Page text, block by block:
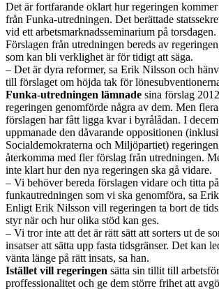
Det är fortfarande oklart hur regeringen
från Funka-utredningen. Det berättade
vid ett arbetsmarknadsseminarium på torsdagen.
Förslagen från utredningen bereds av
som kan bli verklighet är för tidigt att säga.
– Det är dyra reformer, sa Erik Nilsson och
till förslaget om höjda tak för
Funka-utredningen lämnade sina förslag
regeringen genomförde några av dem. Men
förslagen har fått ligga kvar i byrålådan. I
uppmanade den dåvarande oppositionen
Socialdemokraterna och Miljöpartiet)
återkomma med fler förslag från utredningen.
inte klart hur den nya regeringen ska gå vidare.
– Vi behöver bereda förslagen vidare och titta
funkautredningen som vi ska genomföra, sa
Enligt Erik Nilsson vill regeringen ta bort de
styr när och hur olika stöd kan ges.
– Vi tror inte att det är rätt sätt att sorters ut de
insatser att sätta upp fasta tidsgränser. Det kan
vänta länge på rätt insats, sa han.
Istället vill regeringen sätta sin tillit till
proffessionalitet och ge dem större frihet att